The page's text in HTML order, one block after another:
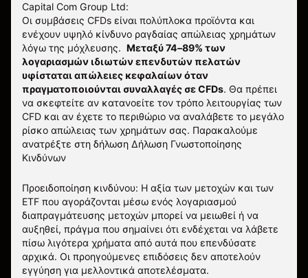
Capital Com Group Ltd:
Οι συμβάσεις CFDs είναι πολύπλοκα προϊόντα και
ενέχουν υψηλό κίνδυνο ραγδαίας απώλειας χρημάτων
λόγω της μόχλευσης. Μεταξύ 74–89% των
λογαριασμών ιδιωτών επενδυτών πελατών
υφίσταται απώλειες κεφαλαίων όταν
πραγματοποιούνται συναλλαγές σε CFDs. Θα πρέπει
να σκεφτείτε αν κατανοείτε τον τρόπο λειτουργίας των
CFD και αν έχετε το περιθώριο να αναλάβετε το μεγάλο
ρίσκο απώλειας των χρημάτων σας. Παρακαλούμε
ανατρέξτε στη δήλωση Δήλωση Γνωστοποίησης
Κινδύνων
Προειδοποίηση κινδύνου: Η αξία των μετοχών και των
ETF που αγοράζονται μέσω ενός λογαριασμού
διαπραγμάτευσης μετοχών μπορεί να μειωθεί ή να
αυξηθεί, πράγμα που σημαίνει ότι ενδέχεται να λάβετε
πίσω λιγότερα χρήματα από αυτά που επενδύσατε
αρχικά. Οι προηγούμενες επιδόσεις δεν αποτελούν
εγγύηση για μελλοντικά αποτελέσματα.